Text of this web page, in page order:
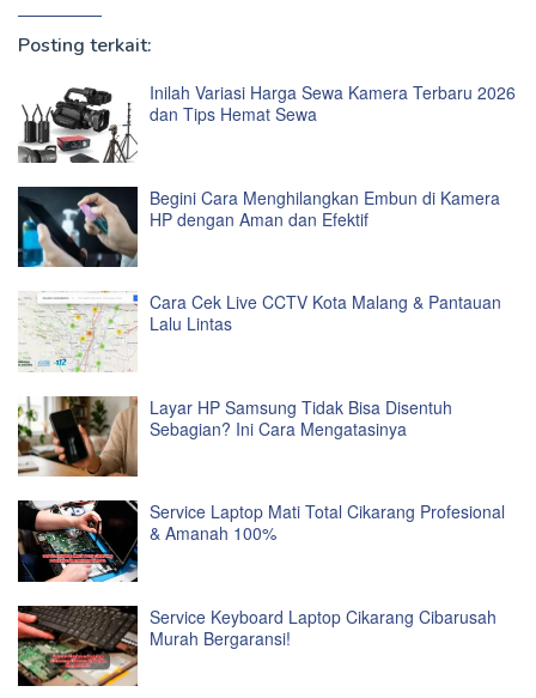
Posting terkait:
Inilah Variasi Harga Sewa Kamera Terbaru 2026
dan Tips Hemat Sewa
Begini Cara Menghilangkan Embun di Kamera
HP dengan Aman dan Efektif
Cara Cek Live CCTV Kota Malang & Pantauan
Lalu Lintas
Layar HP Samsung Tidak Bisa Disentuh
Sebagian? Ini Cara Mengatasinya
Service Laptop Mati Total Cikarang Profesional
& Amanah 100%
Service Keyboard Laptop Cikarang Cibarusah
Murah Bergaransi!